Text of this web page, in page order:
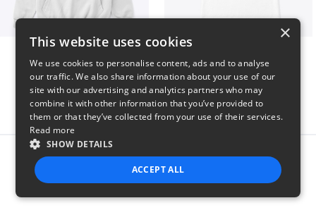
Report this product
×
This website uses cookies
We use cookies to personalise content, ads and to analyse
our traffic. We also share information about your use of our
site with our advertising and analytics partners who may
combine it with other information that you’ve provided to
them or that they’ve collected from your use of their services.
Read more
SHOW DETAILS
ACCEPT ALL
STRICTLY NECESSARY PERFORMANCE